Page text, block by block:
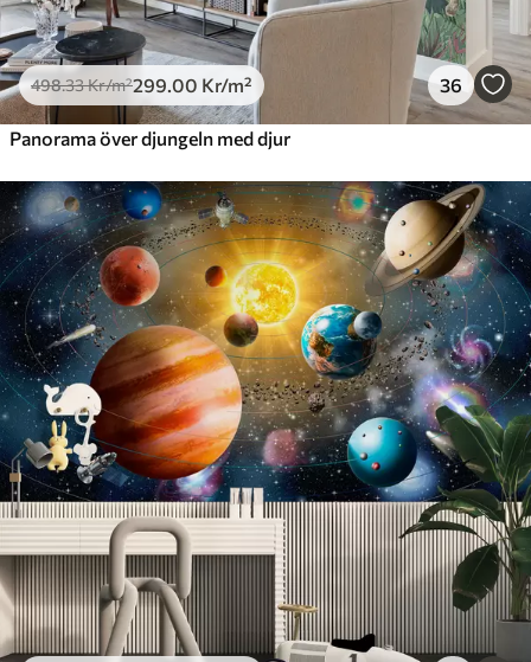
498.33Kr/m²299 .00 Kr/m² 36
Panorama över djungeln med djur